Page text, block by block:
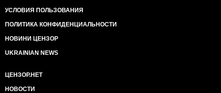
УСЛОВИЯ ПОЛЬЗОВАНИЯ
ПОЛИТИКА КОНФИДЕНЦИАЛЬНОСТИ
НОВИНИ ЦЕНЗОР
UKRAINIAN NEWS
ЦЕНЗОР.НЕТ
НОВОСТИ